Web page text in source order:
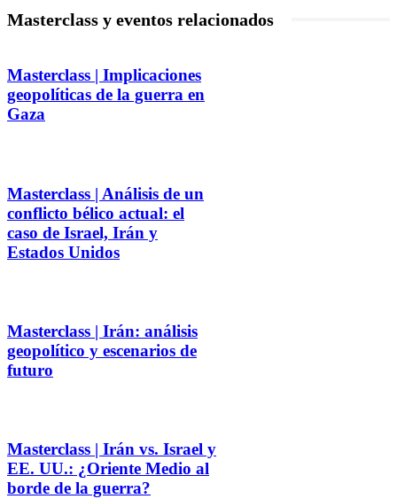
Masterclass y eventos relacionados
Masterclass | Implicaciones
geopolíticas de la guerra en
Gaza
Masterclass | Análisis de un
conflicto bélico actual: el
caso de Israel, Irán y
Estados Unidos
Masterclass | Irán: análisis
geopolítico y escenarios de
futuro
Masterclass | Irán vs. Israel y
EE. UU.: ¿Oriente Medio al
borde de la guerra?